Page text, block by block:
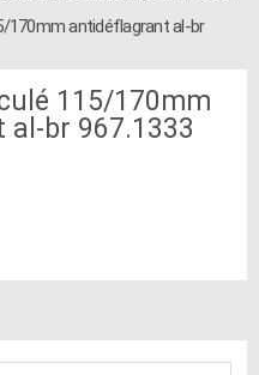
170mm antidéflagrant al-br
115/170mm
br 967.1333